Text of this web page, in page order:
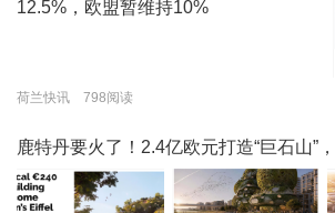
12.5%，欧盟暂维持10%
荷兰快讯 798阅读
鹿特丹要火了！2.4亿欧元打造“巨石山”